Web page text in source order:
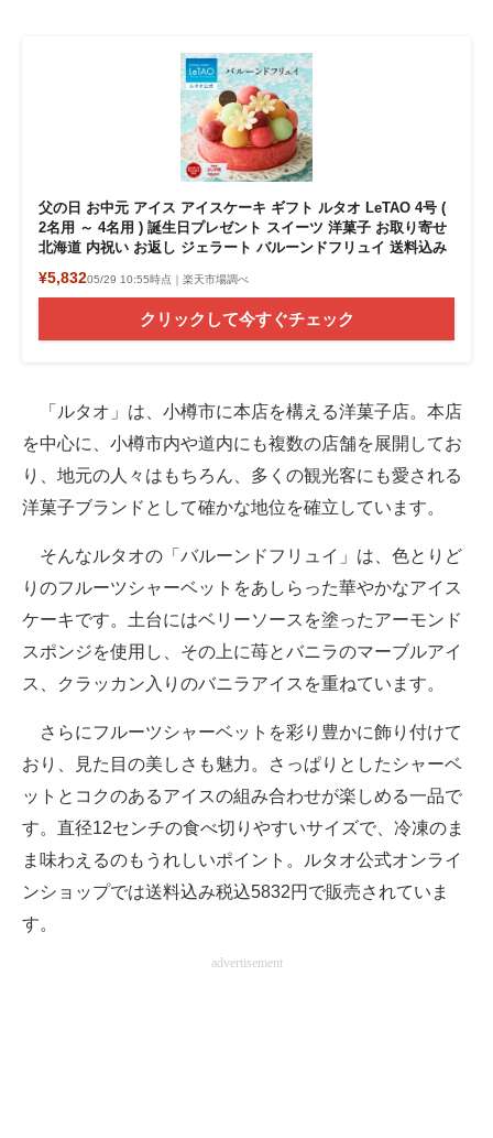
父の日 お中元 アイス アイスケーキ ギフト ルタオ LeTAO 4号 (
2名用 ～ 4名用 ) 誕生日プレゼント スイーツ 洋菓子 お取り寄せ
北海道 内祝い お返し ジェラート バルーンドフリュイ 送料込み
¥5,83205/29 10:55時点｜楽天市場調べ
クリックして今すぐチェック
「ルタオ」は、小樽市に本店を構える洋菓子店。本店
を中心に、小樽市内や道内にも複数の店舗を展開してお
り、地元の人々はもちろん、多くの観光客にも愛される
洋菓子ブランドとして確かな地位を確立しています。
そんなルタオの「バルーンドフリュイ」は、色とりど
りのフルーツシャーベットをあしらった華やかなアイス
ケーキです。土台にはベリーソースを塗ったアーモンド
スポンジを使用し、その上に苺とバニラのマーブルアイ
ス、クラッカン入りのバニラアイスを重ねています。
さらにフルーツシャーベットを彩り豊かに飾り付けて
おり、見た目の美しさも魅力。さっぱりとしたシャーベ
ットとコクのあるアイスの組み合わせが楽しめる一品で
す。直径12センチの食べ切りやすいサイズで、冷凍のま
ま味わえるのもうれしいポイント。ルタオ公式オンライ
ンショップでは送料込み税込5832円で販売されていま
す。
advertisement